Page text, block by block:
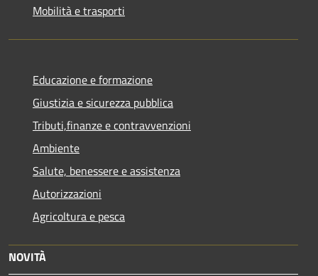
Mobilità e trasporti
Educazione e formazione
Giustizia e sicurezza pubblica
Tributi,finanze e contravvenzioni
Ambiente
Salute, benessere e assistenza
Autorizzazioni
Agricoltura e pesca
NOVITÀ